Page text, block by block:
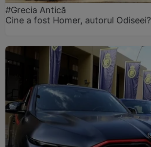
#Grecia Antică
Cine a fost Homer, autorul Odiseei?